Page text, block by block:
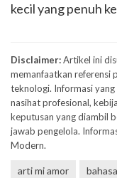
kecil yang penuh
Disclaimer:Artikel ini
memanfaatkan referensi
teknologi. Informasi
nasihat profesional,
keputusan yang diambil
jawab pengelola.
Modern.
arti mi amor